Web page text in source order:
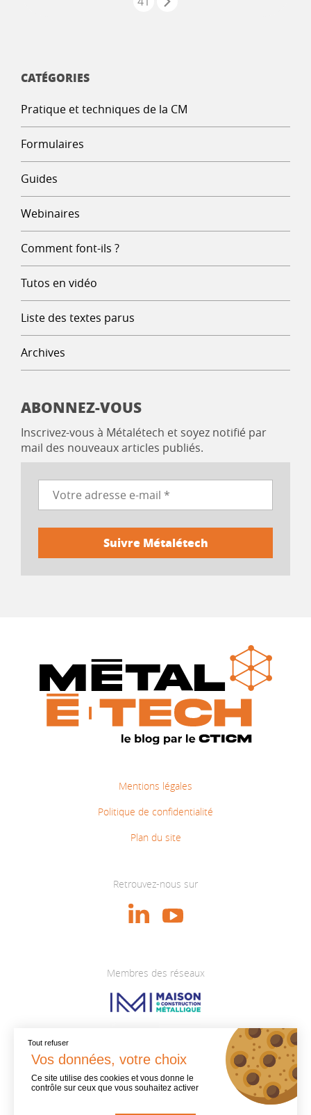
CATÉGORIES
Pratique et techniques de la CM
Formulaires
Guides
Webinaires
Comment font-ils ?
Tutos en vidéo
Liste des textes parus
Archives
ABONNEZ-VOUS
Inscrivez-vous à Métalétech et soyez notifié par
mail des nouveaux articles publiés.
Mentions légales
Politique de confidentialité
Plan du site
Retrouvez-nous sur
Membres des réseaux
Ce site utilise des cookies et vous donne le
contrôle sur ceux que vous souhaitez activer
Tout refuser